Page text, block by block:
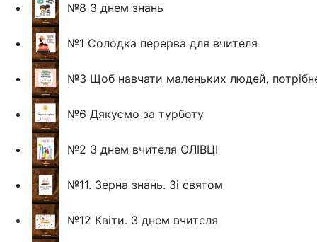
№8 З днем знань
№1 Солодка перерва для вчителя
№3 Щоб навчати маленьких людей,
№6 Дякуємо за турботу
№2 З днем вчителя ОЛІВЦІ
№11. Зерна знань. Зі святом
№12 Квіти. З днем вчителя